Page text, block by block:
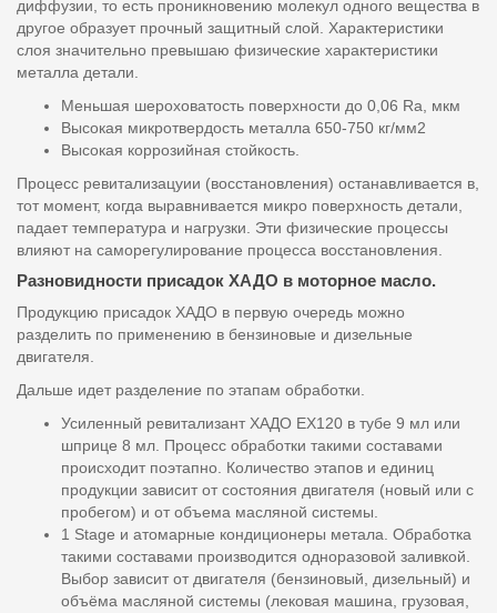
диффузии, то есть проникновению молекул одного вещества в
другое образует прочный защитный слой. Характеристики
слоя значительно превышаю физические характеристики
металла детали.
Меньшая шероховатость поверхности до 0,06 Ra, мкм
Высокая микротвердость металла 650-750 кг/мм2
Высокая коррозийная стойкость.
Процесс ревитализацуии (восстановления) останавливается в,
тот момент, когда выравнивается микро поверхность детали,
падает температура и нагрузки. Эти физические процессы
влияют на саморегулирование процесса восстановления.
Разновидности присадок ХАДО в моторное масло.
Продукцию присадок ХАДО в первую очередь можно
разделить по применению в бензиновые и дизельные
двигателя.
Дальше идет разделение по этапам обработки.
Усиленный ревитализант ХАДО EX120 в тубе 9 мл или
шприце 8 мл. Процесс обработки такими составами
происходит поэтапно. Количество этапов и единиц
продукции зависит от состояния двигателя (новый или с
пробегом) и от объема масляной системы.
1 Stage и атомарные кондиционеры метала. Обработка
такими составами производится одноразовой заливкой.
Выбор зависит от двигателя (бензиновый, дизельный) и
объёма масляной системы (лековая машина, грузовая,